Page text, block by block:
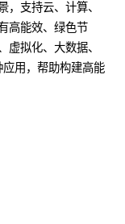
，支持云、计算、
高能效、绿色节
虚拟化、大数据、
用，帮助构建高能